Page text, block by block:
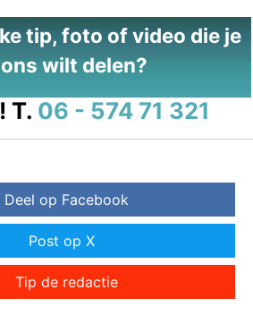
tip, foto of video die je
wilt delen?
T. 06 - 574 71 321
Deel op Facebook
Post op X
Tip de redactie